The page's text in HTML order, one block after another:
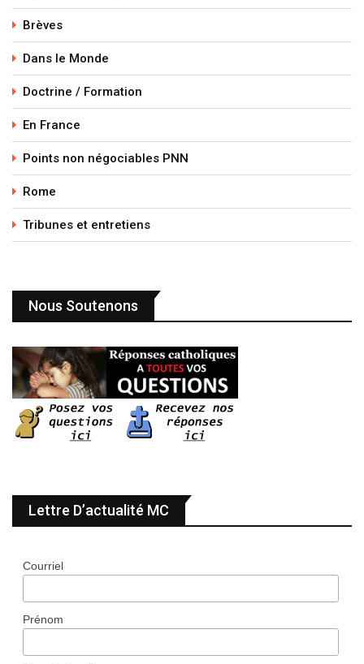
Brèves
Dans le Monde
Doctrine / Formation
En France
Points non négociables PNN
Rome
Tribunes et entretiens
Nous Soutenons
Lettre D’actualité MC
Courriel
Prénom